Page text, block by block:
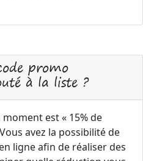
promo
à la liste ?
est « 15% de
avez la possibilité de
ligne afin de réaliser des